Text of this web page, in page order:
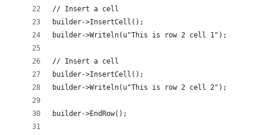
// Insert a cell
builder->InsertCell();
builder->Writeln(u"This is row 2 cell 1");
// Insert a cell
builder->InsertCell();
builder->Writeln(u"This is row 2 cell 2");
builder->EndRow();